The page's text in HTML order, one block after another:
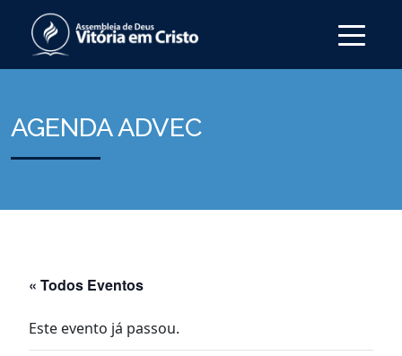
AGENDA ADVEC
« Todos Eventos
Este evento já passou.